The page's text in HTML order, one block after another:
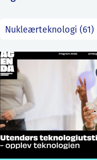
PRESSE ENGLISH